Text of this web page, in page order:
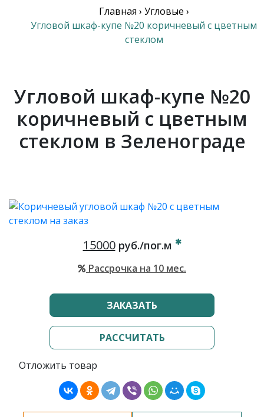
Главная › Угловые ›
Угловой шкаф-купе №20 коричневый с цветным
стеклом
Угловой шкаф-купе №20
коричневый с цветным
стеклом в Зеленограде
15000руб./пог.м
Рассрочка на 10 мес.
ЗАКАЗАТЬ
РАССЧИТАТЬ
Отложить товар